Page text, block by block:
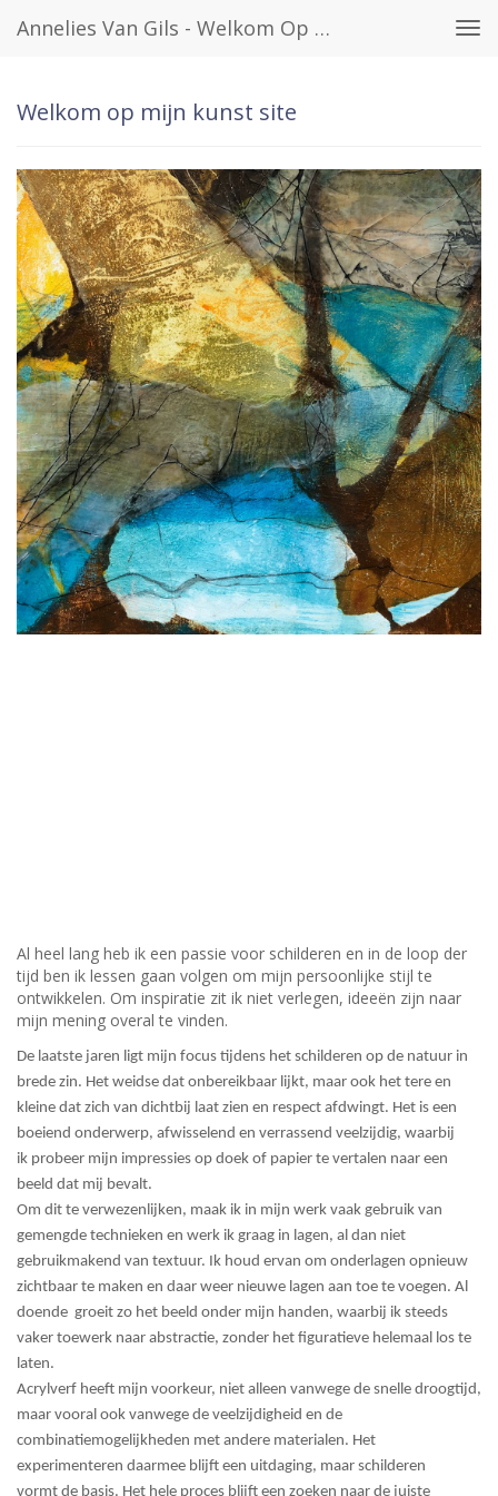
Annelies Van Gils - Welkom Op Mijn Kunst Site
Welkom op mijn kunst site
Al heel lang heb ik een passie voor schilderen en in de loop der
tijd ben ik lessen gaan volgen om mijn persoonlijke stijl te
ontwikkelen. Om inspiratie zit ik niet verlegen, ideeën zijn naar
mijn mening overal te vinden.
De laatste jaren ligt mijn focus tijdens het schilderen op de natuur in
brede zin. Het weidse dat onbereikbaar lijkt, maar ook het tere en
kleine dat zich van dichtbij laat zien en respect afdwingt. Het is een
boeiend onderwerp, afwisselend en verrassend veelzijdig, waarbij
ik probeer mijn impressies op doek of papier te vertalen naar een
beeld dat mij bevalt.
Om dit te verwezenlijken, maak ik in mijn werk vaak gebruik van
gemengde technieken en werk ik graag in lagen, al dan niet
gebruikmakend van textuur. Ik houd ervan om onderlagen opnieuw
zichtbaar te maken en daar weer nieuwe lagen aan toe te voegen. Al
doende groeit zo het beeld onder mijn handen, waarbij ik steeds
vaker toewerk naar abstractie, zonder het figuratieve helemaal los te
laten.
Acrylverf heeft mijn voorkeur, niet alleen vanwege de snelle droogtijd,
maar vooral ook vanwege de veelzijdigheid en de
combinatiemogelijkheden met andere materialen. Het
experimenteren daarmee blijft een uitdaging, maar schilderen
vormt de basis. Het hele proces blijft een zoeken naar de juiste